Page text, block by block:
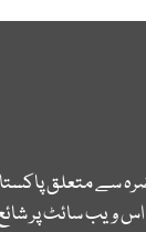
سے متعلق
ویب سائٹ پر